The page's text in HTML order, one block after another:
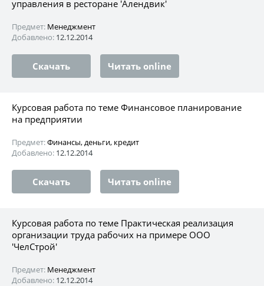
управления в ресторане 'Алендвик'
Предмет: Менеджмент
Добавлено: 12.12.2014
Скачать Читать online
Курсовая работа по теме Финансовое планирование
на предприятии
Предмет:Финансы, деньги, кредит
Добавлено: 12.12.2014
Скачать Читать online
Курсовая работа по теме Практическая реализация
организации труда рабочих на примере ООО
'ЧелСтрой'
Предмет: Менеджмент
Добавлено: 12.12.2014